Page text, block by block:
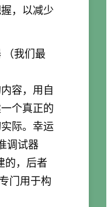
，以减少
我们最
容，用自
个真正的
际。幸运
调试器
的，后者
门用于构